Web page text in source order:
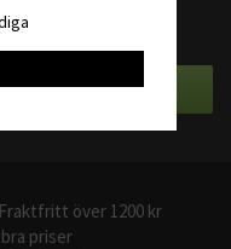
Fraktfritt över 1200 kr
priser